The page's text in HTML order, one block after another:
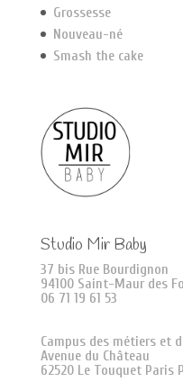
Grossesse
Nouveau-né
Smash the cake
Studio Mir Baby
37 bis Rue Bourdignon
94100 Saint-Maur des
06 71 19 61 53
Campus des métiers et
Avenue du Château
62520 Le Touquet Paris